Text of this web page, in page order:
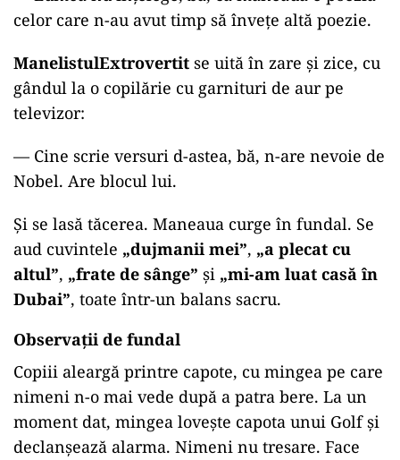
celor care n-au avut timp să învețe altă poezie.
ManelistulExtrovertit se uită în zare și zice, cu
gândul la o copilărie cu garnituri de aur pe
televizor:
— Cine scrie versuri d-astea, bă, n-are nevoie de
Nobel. Are blocul lui.
Și se lasă tăcerea. Maneaua curge în fundal. Se
aud cuvintele „dujmanii mei”, „a plecat cu
altul”, „frate de sânge” și „mi-am luat casă în
Dubai”, toate într-un balans sacru.
Observații de fundal
Copiii aleargă printre capote, cu mingea pe care
nimeni n-o mai vede după a patra bere. La un
moment dat, mingea lovește capota unui Golf și
declanșează alarma. Nimeni nu tresare. Face